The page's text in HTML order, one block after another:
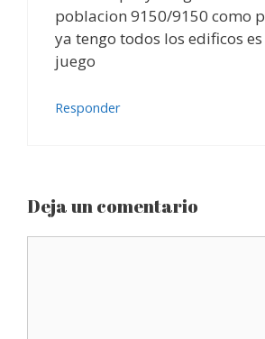
poblacion 9150/9150 como
ya tengo todos los edificos
juego
Responder
Deja un comentario